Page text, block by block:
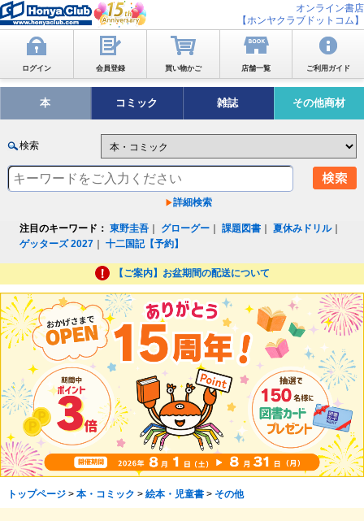
オンライン書店
【ホンヤクラブドットコム】
ログイン 会員登録 買い物かご 店舗一覧 ご利用ガイド
本 コミック 雑誌 その他商材
検索
詳細検索
注目のキーワード： 東野圭吾 グローグー ｜課題図書 ｜夏休みドリル｜
ゲッターズ 2027 ｜十二国記【予約】
【ご案内】お盆期間の配送について
トップページ> 本・コミック > 絵本・児童書> その他